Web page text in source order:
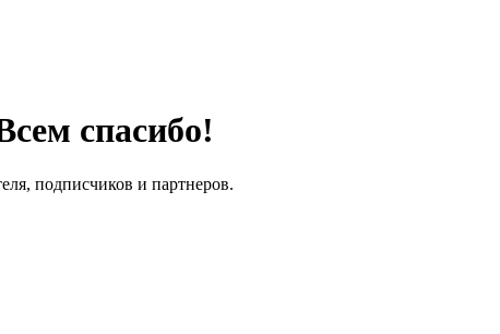
спасибо!
подписчиков и партнеров.